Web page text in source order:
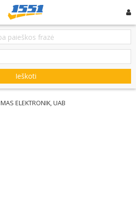
Ieškoti
MAS ELEKTRONIK, UAB